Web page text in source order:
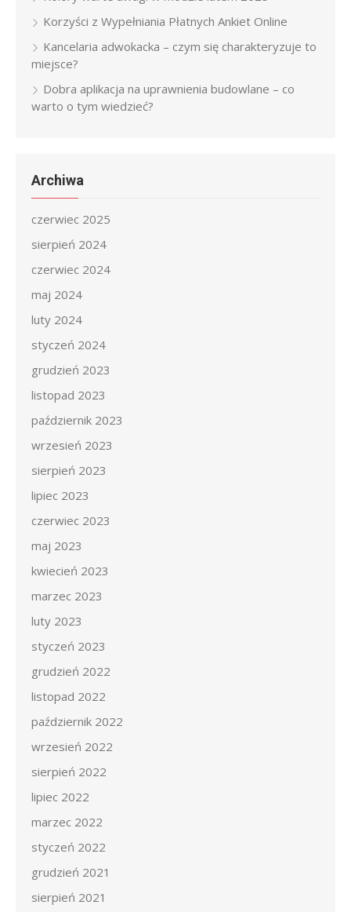
Korzyści z Wypełniania Płatnych Ankiet Online
Kancelaria adwokacka – czym się charakteryzuje to
miejsce?
Dobra aplikacja na uprawnienia budowlane – co
warto o tym wiedzieć?
Archiwa
czerwiec 2025
sierpień 2024
czerwiec 2024
maj 2024
luty 2024
styczeń 2024
grudzień 2023
listopad 2023
październik 2023
wrzesień 2023
sierpień 2023
lipiec 2023
czerwiec 2023
maj 2023
kwiecień 2023
marzec 2023
luty 2023
styczeń 2023
grudzień 2022
listopad 2022
październik 2022
wrzesień 2022
sierpień 2022
lipiec 2022
marzec 2022
styczeń 2022
grudzień 2021
sierpień 2021